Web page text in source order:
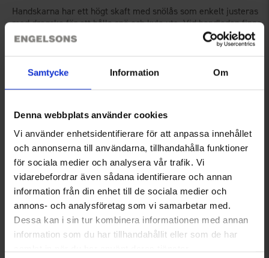
Samtycke Information Om
Denna webbplats använder cookies
Vi använder enhetsidentifierare för att anpassa innehållet
och annonserna till användarna, tillhandahålla funktioner
för sociala medier och analysera vår trafik. Vi
vidarebefordrar även sådana identifierare och annan
information från din enhet till de sociala medier och
annons- och analysföretag som vi samarbetar med.
Dessa kan i sin tur kombinera informationen med annan
information som du har tillhandahållit eller som de har
Handskarna har ett högt skaft med snölås som enkelt justeras
med dragsko för att hålla snö och kyla ute. Vid handleden finns
en praktisk kardborrerem som hjälper till att hålla värmen
kvar i handsken.
kan hänga kvar när de tas av, vilket gör dem enkla att hantera
utan att tappa bort dem. Med ett varmt foder i 100% polyester
även under de kallaste vinterdagarna. Insidan av vanten har en
Storlek:
S=7
M=8
L=9
XL=10
XXL=11
Du kanske också behöver